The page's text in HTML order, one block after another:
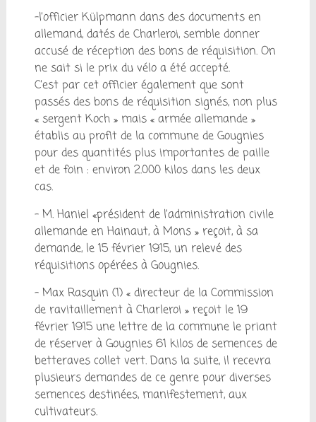
-l’officier Külpmann dans des documents en
allemand, datés de Charleroi, semble donner
accusé de réception des bons de réquisition. On
ne sait si le prix du vélo a été accepté.
C’est par cet officier également que sont
passés des bons de réquisition signés, non plus
« sergent Koch » mais « armée allemande »
établis au profit de la commune de Gougnies
pour des quantités plus importantes de paille
et de foin : environ 2.000 kilos dans les deux
cas.
– M. Haniel «président de l’administration civile
allemande en Hainaut, à Mons » reçoit, à sa
demande, le 15 février 1915, un relevé des
réquisitions opérées à Gougnies.
– Max Rasquin (1) « directeur de la Commission
de ravitaillement à Charleroi » reçoit le 19
février 1915 une lettre de la commune le priant
de réserver à Gougnies 61 kilos de semences de
betteraves collet vert. Dans la suite, il recevra
plusieurs demandes de ce genre pour diverses
semences destinées, manifestement, aux
cultivateurs.